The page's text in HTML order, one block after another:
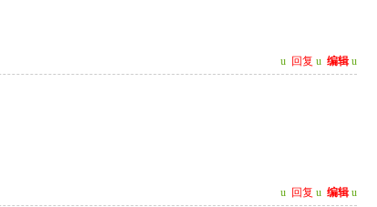
u 回复 u 编辑 u
u 回复 u 编辑 u